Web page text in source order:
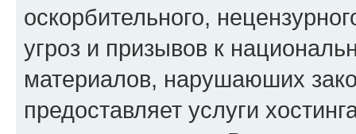
оскорбительного,
угроз и призывов к
материалов, нарушаюших
предоставляет услуги